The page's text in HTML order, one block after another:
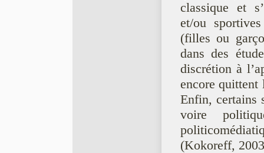
classique et
et/ou
(filles ou
dans des
discrétion à
encore
Enfin, certains
voire
(Kokoreff,